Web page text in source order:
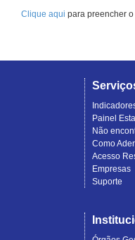
Clique aqui para preencher
Painel
Não
Como
Acesso
Empresas
Suporte